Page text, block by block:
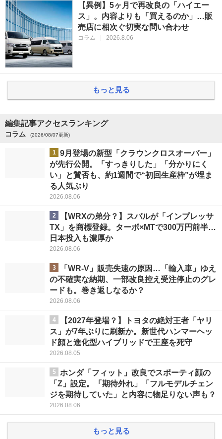
【異例】5ヶ月で再改良の「ハイエー
ス」。内容よりも「買えるのか」…販
売店に相次ぐ切実な問い合わせ
コラム | 2026.8.06
もっと見る
編集記事アクセスランキング
コラム (2026/08/07更新)
1
9月登場の新型「クラウンクロスオーバー」
が先行公開。「すっきりした」「分かりにく
い」と賛否も、約1週間で“初回生産枠”が埋ま
る人気ぶり
2026.08.06
2
【WRXの弟分？】スバルが「インプレッサ
TX」を商標登録。ターボ×MTで300万円前半…
日本投入も濃厚か
2026.08.06
3
「WR-V」販売失速の原因…「輸入車」ゆえ
の不確実な納期、一部改良控え受注停止のグレ
ードも。巻き返しなるか？
2026.08.06
4
【2027年登場？】トヨタの絶対王者「ヤリ
ス」が7年ぶりに刷新か。新世代ハンマーヘッ
ド顔と進化型ハイブリッドで王座を死守
2026.08.05
5
ホンダ「フィット」改良でスポーティ顔の
「Z」設定。「期待外れ」「フルモデルチェン
ジを期待していた」と内容に物足りない声も？
2026.08.06
もっと見る